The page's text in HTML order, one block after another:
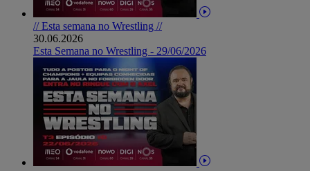
// Esta semana no Wrestling //
30.06.2026
Esta Semana no Wrestling - 29/06/2026